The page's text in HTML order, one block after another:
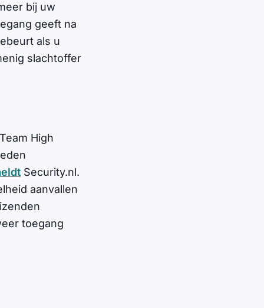
bij uw
geeft na
als u
slachtoffer
High
Security.nl.
aanvallen
toegang